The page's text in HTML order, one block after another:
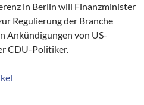
in Berlin will Finanzminister
Regulierung der Branche
Ankündigungen von US-
CDU-Politiker.